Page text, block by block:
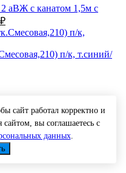
2600 ₽.
аВЖ с канатом 1,5м с
₽Текущая
цена:
п/к, т.синий/
защиты)
сайт работал корректно и
вы соглашаетесь с
данных.